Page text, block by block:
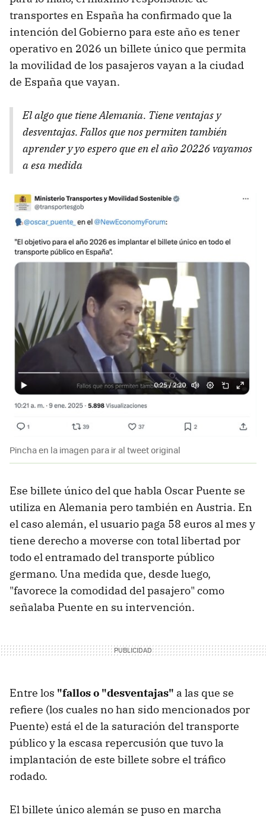
transportes en España ha confirmado que la
intención del Gobierno para este año es tener
operativo en 2026 un billete único que permita
la movilidad de los pasajeros vayan a la ciudad
de España que vayan.
El algo que tiene Alemania. Tiene ventajas y
desventajas. Fallos que nos permiten también
aprender y yo espero que en el año 20226 vayamos
a esa medida
Pincha en la imagen para ir al tweet original
Ese billete único del que habla Oscar Puente se
utiliza en Alemania pero también en Austria. En
el caso alemán, el usuario paga 58 euros al mes y
tiene derecho a moverse con total libertad por
todo el entramado del transporte público
germano. Una medida que, desde luego,
"favorece la comodidad del pasajero" como
señalaba Puente en su intervención.
Entre los "fallos o "desventajas" a las que se
refiere (los cuales no han sido mencionados por
Puente) está el de la saturación del transporte
público y la escasa repercusión que tuvo la
implantación de este billete sobre el tráfico
rodado.
El billete único alemán se puso en marcha